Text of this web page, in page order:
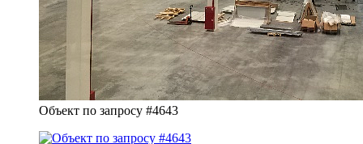
Объект по запросу #4643